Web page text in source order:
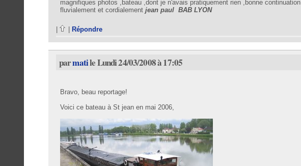
magnifiques photos ,bateau ,dont je n'avais pratiquement rien ,bonne continuation
fluvialement et cordialement jean paul BAB LYON
| | Répondre
parmatile Lundi 24/03/2008 à 17:05
Bravo, beau reportage!
Voici ce bateau à St jean en mai 2006,